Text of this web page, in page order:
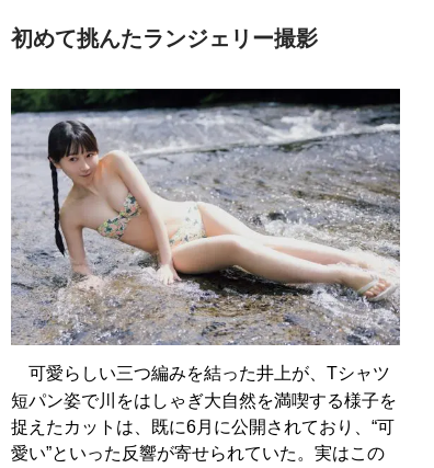
初めて挑んたランジェリー撮影
可愛らしい三つ編みを結った井上が、Tシャツ
短パン姿で川をはしゃぎ大自然を満喫する様子を
捉えたカットは、既に6月に公開されており、“可
愛い”といった反響が寄せられていた。実はこの